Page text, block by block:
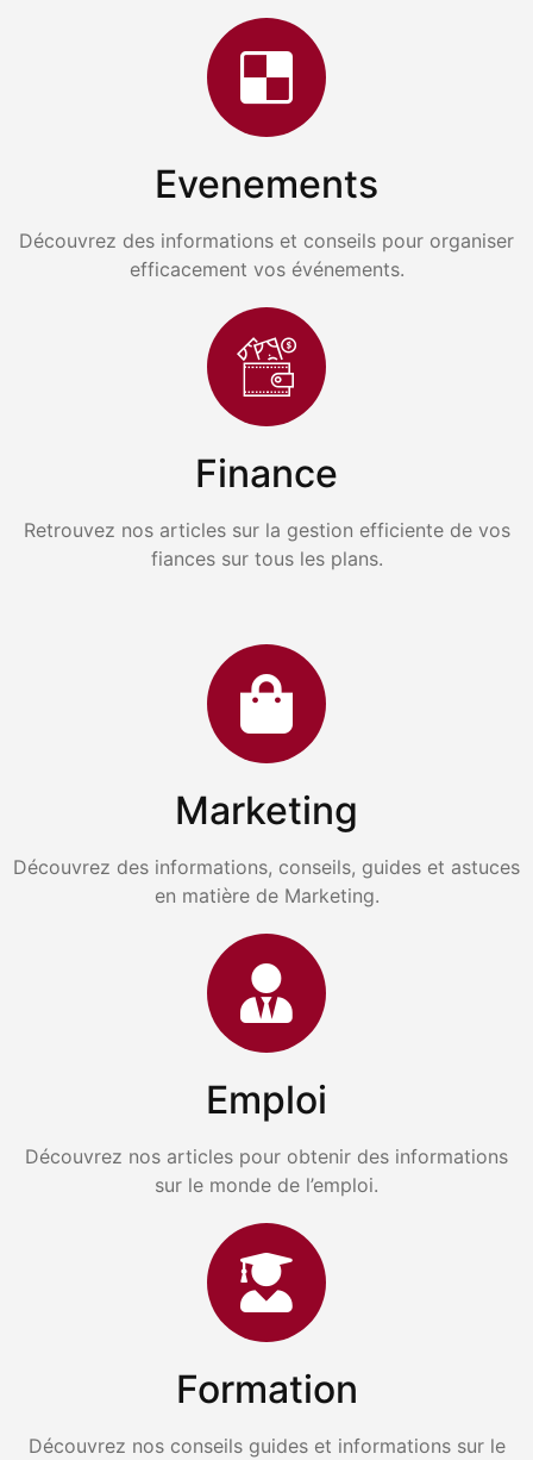
Evenements
Découvrez des informations et conseils pour organiser
efficacement vos événements.
Finance
Retrouvez nos articles sur la gestion efficiente de vos
fiances sur tous les plans.
Marketing
Découvrez des informations, conseils, guides et astuces
en matière de Marketing.
Emploi
Découvrez nos articles pour obtenir des informations
sur le monde de l’emploi.
Formation
Découvrez nos conseils guides et informations sur le